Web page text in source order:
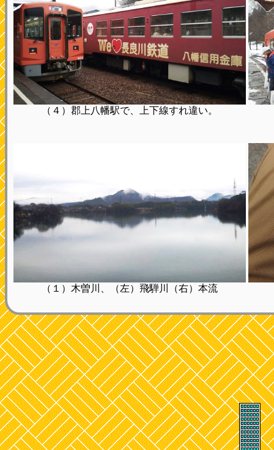
（４）郡上八幡駅で、上下線すれ違い。
（１）木曽川、（左）飛騨川（右）本流